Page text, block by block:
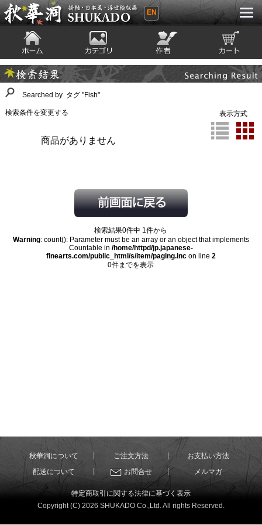
秋華洞 SHUKADO 掛軸・日本画・浮世
EN
ホーム カテゴリ 絵師 カート
検索結果
Searched by タグ "Fish"
検索条件を変更する 表示方式
商品がありません
検索結果0件中 1件から
Warning: count(): Parameter must be an array or an object that implements
Countable in /home/httpd/jp.japanese-
finearts.com/public_html/s/item/paging.incon line 2
0件までを表示
秋華洞について ご注文方法
お支払い方法
配送について
お問合せ メルマガ
特定商取引に関する法律に基づく表示
Copyright (C) 2026 SHUKADO Co.,Ltd. All rights Reserved.